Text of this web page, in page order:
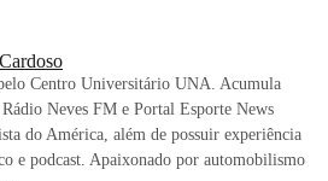
Centro Universitário UNA. Acumula
Rádio Neves FM e Portal Esporte News
do América, além de possuir experiência
e podcast. Apaixonado por automobilismo